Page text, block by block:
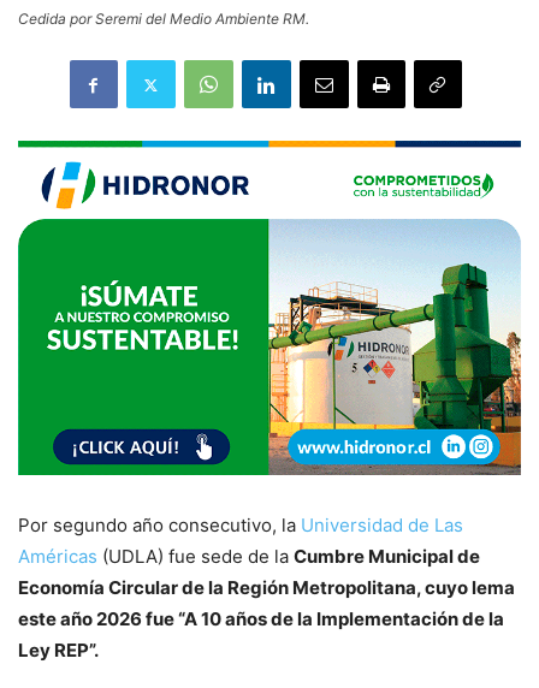
Cedida por Seremi del Medio Ambiente RM.
Por segundo año consecutivo, la Universidad de Las
Américas (UDLA) fue sede de la Cumbre Municipal de
Economía Circular de la Región Metropolitana, cuyo lema
este año 2026 fue “A 10 años de la Implementación de la
Ley REP”.